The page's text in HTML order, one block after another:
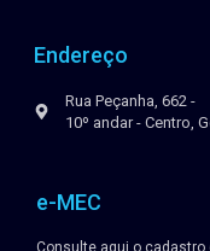
Rua Peçanha, 662 -